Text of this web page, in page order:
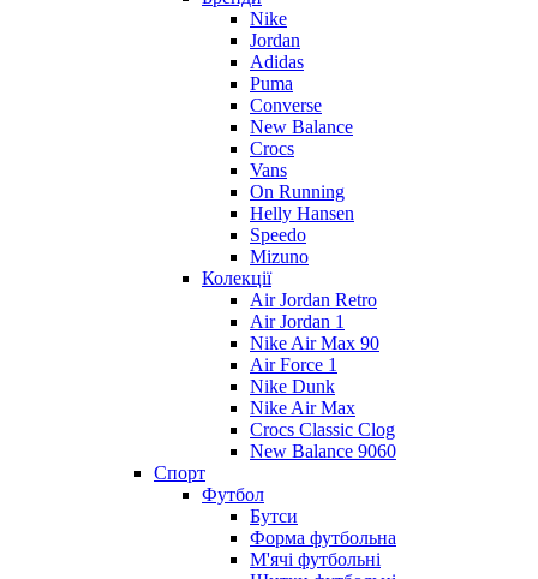
Nike
Jordan
Adidas
Puma
Converse
New Balance
Crocs
Vans
On Running
Helly Hansen
Speedo
Mizuno
Колекції
Air Jordan Retro
Air Jordan 1
Nike Air Max 90
Air Force 1
Nike Dunk
Nike Air Max
Crocs Classic Clog
New Balance 9060
Спорт
Футбол
Бутси
Форма футбольна
М'ячі футбольні